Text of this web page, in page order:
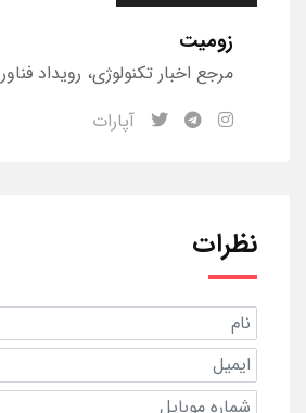
زومیت
مرجع اخبار تکنولوژی، رویداد‌
آپارات
نظرات